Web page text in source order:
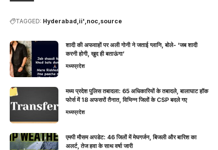
TAGGED: Hyderabad ii' noc source
शादी की अफवाहों पर अली गोनी ने जताई ग्लानि, बोले- ‘जब शादी
करनी होगी, खुद ही बताऊंगा’
मध्यप्रदेश
मध्य प्रदेश पुलिस तबादला: 65 अधिकारियों के तबादले, बालाघाट हॉक
फोर्स में 18 अफसरों तैनात, विभिन्न जिलों के CSP बदले गए
मध्यप्रदेश
एमपी मौसम अपडेट: 46 जिलों में मेघगर्जन, बिजली और बारिश का
अलर्ट, तेज हवा के साथ वर्षा जारी